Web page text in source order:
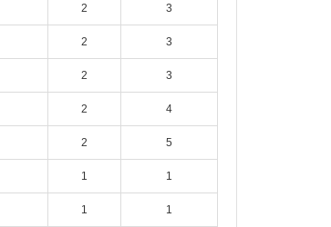
2 3
2 3
2 3
2 4
2 5
1 1
1 1